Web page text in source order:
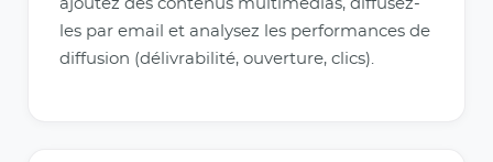
ajoutez des contenus multimédias, diffusez-
les par email et analysez les performances de
diffusion (délivrabilité, ouverture, clics).